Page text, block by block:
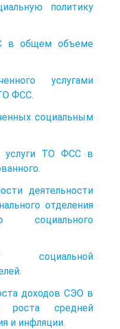
политику
в общем объеме
услугами
ФСС.
социальным
услуги ТО ФСС в
деятельности
отделения
социального
социальной
доходов СЭО в
роста средней
и инфляции.